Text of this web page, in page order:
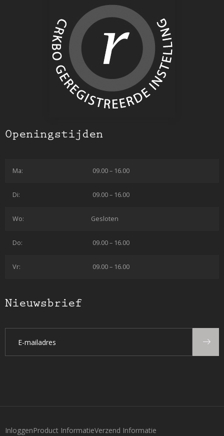
Openingstijden
Ma: 09.00 – 16.00
Di: 09.00 – 16.00
Wo: Gesloten
Do: 09.00 – 16.00
Vr: 09.00 – 16.00
Nieuwsbrief
InloggenProduct InformatieVerzend Informatie